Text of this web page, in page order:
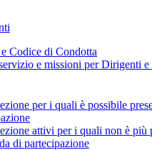
Codice di Condotta
e missioni per Dirigenti e
per i quali è possibile
attivi per i quali non è più
di partecipazione